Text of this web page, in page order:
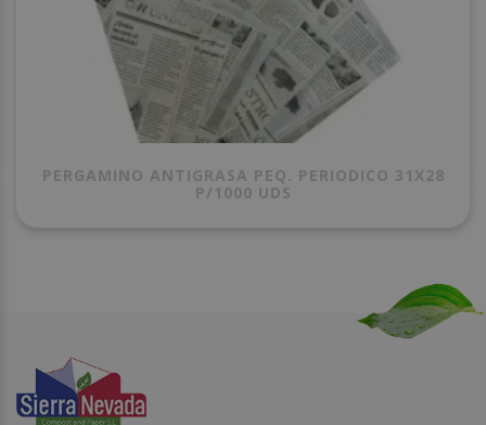
PERGAMINO ANTIGRASA PEQ. PERIODICO 31X28
P/1000 UDS